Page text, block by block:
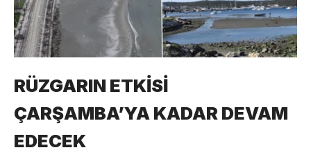
RÜZGARIN ETKİSİ
ÇARŞAMBA’YA KADAR DEVAM
EDECEK